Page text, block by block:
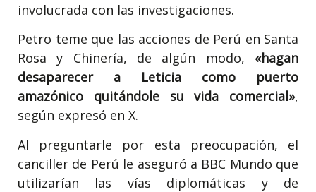
involucrada con las investigaciones.
Petro teme que las acciones de Perú en Santa
Rosa y Chinería, de algún modo, «hagan
desaparecer a Leticia como puerto
amazónico quitándole su vida comercial»,
según expresó en X.
Al preguntarle por esta preocupación, el
canciller de Perú le aseguró a BBC Mundo que
utilizarían las vías diplomáticas y de